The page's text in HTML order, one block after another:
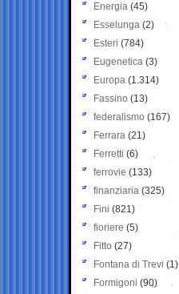
Energia (45)
Esselunga (2)
Esteri (784)
Eugenetica (3)
Europa (1.314)
Fassino (13)
federalismo (167)
Ferrara (21)
Ferretti (6)
ferrovie (133)
finanziaria (325)
Fini (821)
fioriere (5)
Fitto (27)
Fontana di Trevi (1)
Formigoni (90)